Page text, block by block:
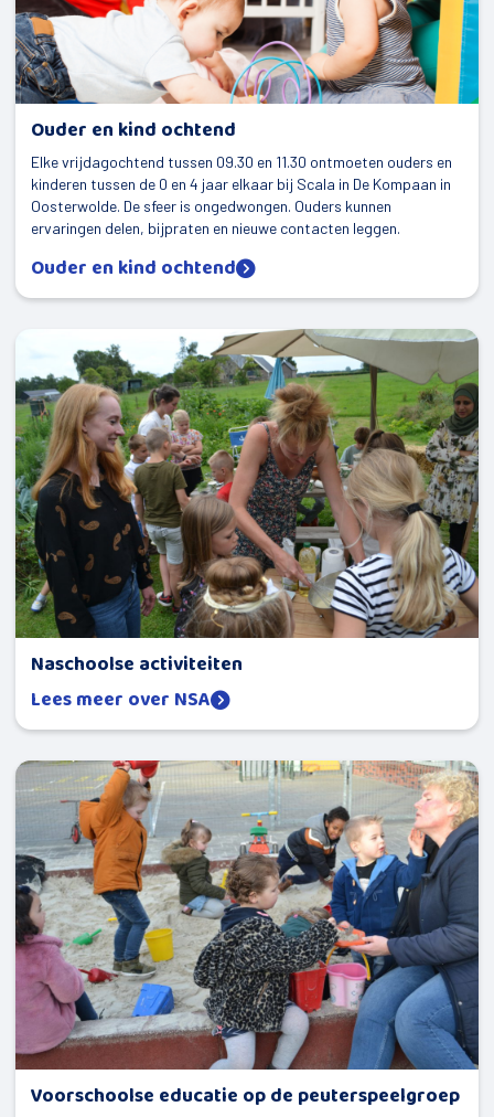
Ouder en kind ochtend
Elke vrijdagochtend tussen 09.30 en 11.30 ontmoeten ouders en
kinderen tussen de 0 en 4 jaar elkaar bij Scala in De Kompaan in
Oosterwolde. De sfeer is ongedwongen. Ouders kunnen
ervaringen delen, bijpraten en nieuwe contacten leggen.
Ouder en kind ochtend
Naschoolse activiteiten
Lees meer over NSA
Voorschoolse educatie op de peuterspeelgroep